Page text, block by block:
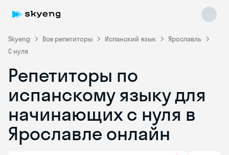
Skyeng Все репетиторы Испанский язык
Ярославль
С нуля
Репетиторы по
испанскому языку для
начинающих с нуля в
Ярославле онлайн
Skyeng Chat